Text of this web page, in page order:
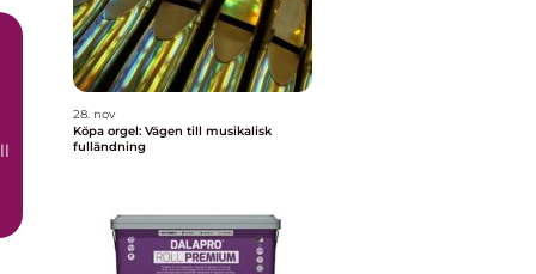
28. nov
Köpa orgel: Vägen till musikalisk
fulländning